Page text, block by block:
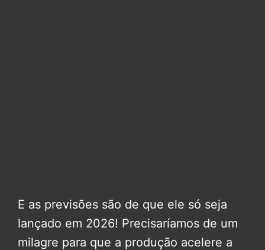
E as previsões são de que ele só seja
lançado em 2026! Precisaríamos de um
milagre para que a produção acelere a